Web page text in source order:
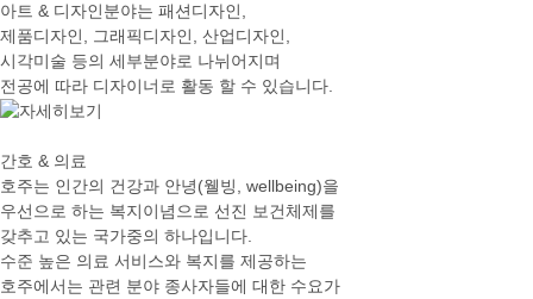
아트 & 디자인분야는 패션디자인,
제품디자인, 그래픽디자인, 산업디자인,
시각미술 등의 세부분야로 나뉘어지며
전공에 따라 디자이너로 활동 할 수 있습니다.
간호 & 의료
호주는 인간의 건강과 안녕(웰빙, wellbeing)을
우선으로 하는 복지이념으로 선진 보건체제를
갖추고 있는 국가중의 하나입니다.
수준 높은 의료 서비스와 복지를 제공하는
호주에서는 관련 분야 종사자들에 대한 수요가